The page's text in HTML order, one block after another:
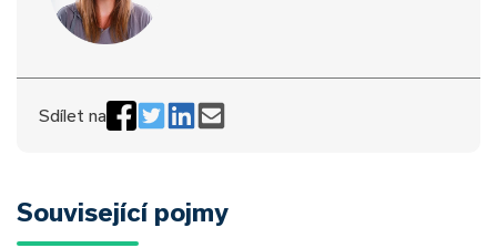
Sdílet na
Související pojmy